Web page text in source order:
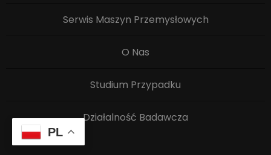
Serwis Maszyn Przemysłowych
O Nas
Studium Przypadku
Działalność Badawcza
PL